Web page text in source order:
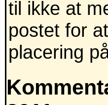
til ikke at
postet for
placering